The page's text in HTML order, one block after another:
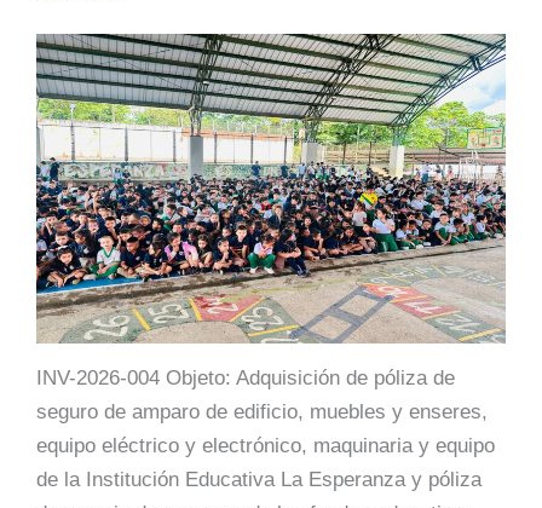
INV-2026-004 Objeto: Adquisición de póliza de
seguro de amparo de edificio, muebles y enseres,
equipo eléctrico y electrónico, maquinaria y equipo
de la Institución Educativa La Esperanza y póliza